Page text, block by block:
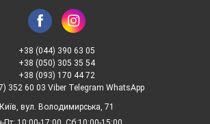
+38 (044) 390 63 05
+38 (050) 305 35 54
+38 (093) 170 44 72
352 60 03 Viber Telegram WhatsApp
Київ, вул. Володимирська, 71